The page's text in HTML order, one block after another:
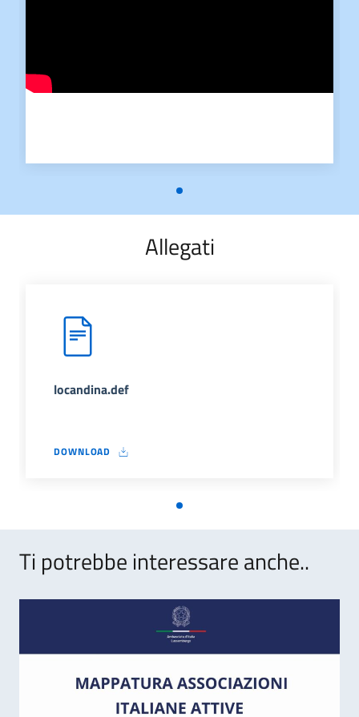
Allegati
locandina.def
DOWNLOAD
LOCANDINA.DEF
Ti potrebbe interessare anche..